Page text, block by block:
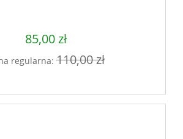
85,00 zł
regularna:110,00 zł